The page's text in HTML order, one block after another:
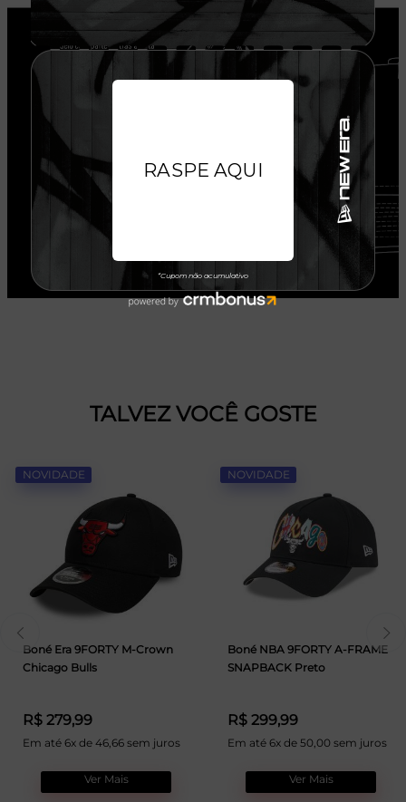
TALVEZ VOCÊ GOSTE
NOVIDADE
Boné Era 9FORTY M-Crown
Chicago Bulls
R$ 279,99
Em até 6x de 46,66 sem juros
Ver Mais
NOVIDADE
Boné NBA 9FORTY A-FRAME
SNAPBACK Preto
R$ 299,99
Em até 6x de 50,00 sem juros
Ver Mais